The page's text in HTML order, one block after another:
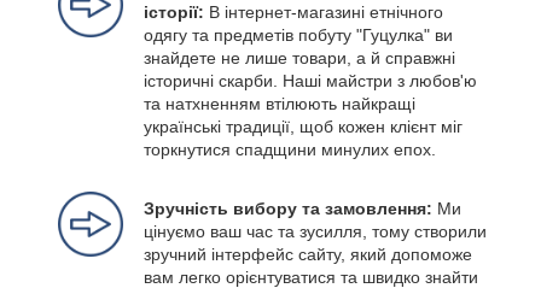
історії: В інтернет-магазині етнічного
одягу та предметів побуту "Гуцулка" ви
знайдете не лише товари, а й справжні
історичні скарби. Наші майстри з любов'ю
та натхненням втілюють найкращі
українські традиції, щоб кожен клієнт міг
торкнутися спадщини минулих епох.
Зручність вибору та замовлення: Ми
цінуємо ваш час та зусилля, тому створили
зручний інтерфейс сайту, який допоможе
вам легко орієнтуватися та швидко знайти